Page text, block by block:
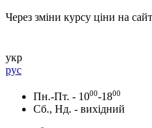
Через зміни курсу ціни на
укр
рус
Пн.-Пт. - 1000-1800
Сб., Нд. - вихідний